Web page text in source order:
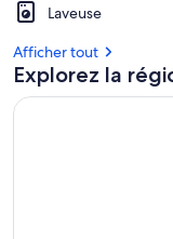
Laveuse
Afficher tout
Explorez la